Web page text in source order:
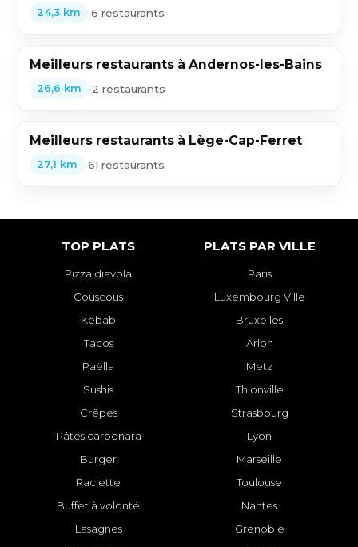
24,3 km •6 restaurants
Meilleurs restaurants à Andernos-les-Bains
26,6 km •2 restaurants
Meilleurs restaurants à Lège-Cap-Ferret
27,1 km •61 restaurants
TOP PLATS
Pizza diavola
Couscous
Kebab
Tacos
Paëlla
Sushis
Crêpes
Pâtes carbonara
Burger
Raclette
Buffet à volonté
Lasagnes
PLATS PAR VILLE
Paris
Luxembourg Ville
Bruxelles
Arlon
Metz
Thionville
Strasbourg
Lyon
Marseille
Toulouse
Nantes
Grenoble